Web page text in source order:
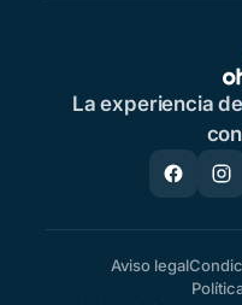
La experiencia
Aviso legal